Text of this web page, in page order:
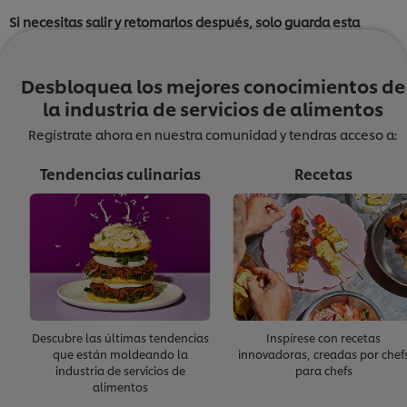
Si necesitas salir y retomarlos después, solo guarda esta
Una vez completes todos los módulos, tendrás la opción de
presentar una evaluación corta para recibir un
Finalizaciónde The Culinary Institute of America. Nota: este
certificado no otorga acreditación o certificación formal por
parte de The Culinary Institute of America.
Módulo 7: Manejo de crisis
Los grandes líderes demuestran su verdadero valor en
tiempos de crisis. No pueden prever accidentes, desastres
naturales u otros eventos inesperados, pero sí pueden
prepararse para enfrentarlos y saber cómo actuar.
Desbloquea los mejores conocimientos de
la industria de servicios de alimentos
Regístrate ahora en nuestra comunidad y tendras acceso a:
Tendencias culinarias
Descubre las últimas tendencias
que están moldeando la
industria de servicios de
alimentos
Recetas
Inspírese con recetas
innovadoras, creadas por
para chefs